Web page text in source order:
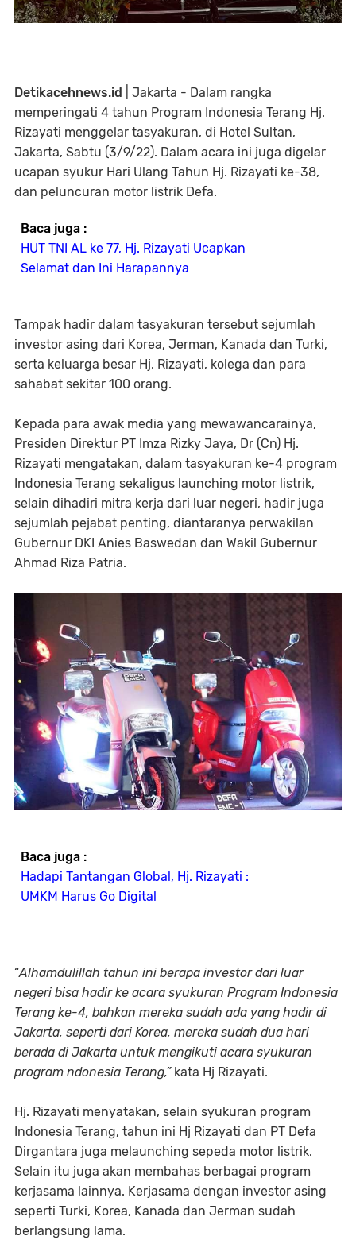
Detikacehnews.id | Jakarta - Dalam rangka
memperingati 4 tahun Program Indonesia Terang Hj.
Rizayati menggelar tasyakuran, di Hotel Sultan,
Jakarta, Sabtu (3/9/22). Dalam acara ini juga digelar
ucapan syukur Hari Ulang Tahun Hj. Rizayati ke-38,
dan peluncuran motor listrik Defa.
Baca juga :
HUT TNI AL ke 77, Hj. Rizayati Ucapkan
Selamat dan Ini Harapannya
Tampak hadir dalam tasyakuran tersebut sejumlah
investor asing dari Korea, Jerman, Kanada dan Turki,
serta keluarga besar Hj. Rizayati, kolega dan para
sahabat sekitar 100 orang.
Kepada para awak media yang mewawancarainya,
Presiden Direktur PT Imza Rizky Jaya, Dr (Cn) Hj.
Rizayati mengatakan, dalam tasyakuran ke-4 program
Indonesia Terang sekaligus launching motor listrik,
selain dihadiri mitra kerja dari luar negeri, hadir juga
sejumlah pejabat penting, diantaranya perwakilan
Gubernur DKI Anies Baswedan dan Wakil Gubernur
Ahmad Riza Patria.
Baca juga :
Hadapi Tantangan Global, Hj. Rizayati :
UMKM Harus Go Digital
“Alhamdulillah tahun ini berapa investor dari luar
negeri bisa hadir ke acara syukuran Program Indonesia
Terang ke-4, bahkan mereka sudah ada yang hadir di
Jakarta, seperti dari Korea, mereka sudah dua hari
berada di Jakarta untuk mengikuti acara syukuran
program ndonesia Terang,”kata Hj Rizayati.
Hj. Rizayati menyatakan, selain syukuran program
Indonesia Terang, tahun ini Hj Rizayati dan PT Defa
Dirgantara juga melaunching sepeda motor listrik.
Selain itu juga akan membahas berbagai program
kerjasama lainnya. Kerjasama dengan investor asing
seperti Turki, Korea, Kanada dan Jerman sudah
berlangsung lama.